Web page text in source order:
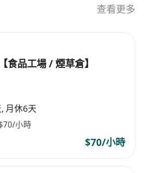
资本市场的“商业名
投资人关系管理
人尊享体验流程” ，涵盖从预约
查看更多
食品工場 / 煙草倉】
月休6天
小時
$70/小時